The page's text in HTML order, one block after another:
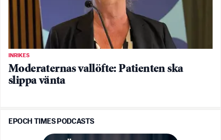
INRIKES
Moderaternas vallöfte: Patienten ska
slippa vänta
EPOCH TIMES PODCASTS